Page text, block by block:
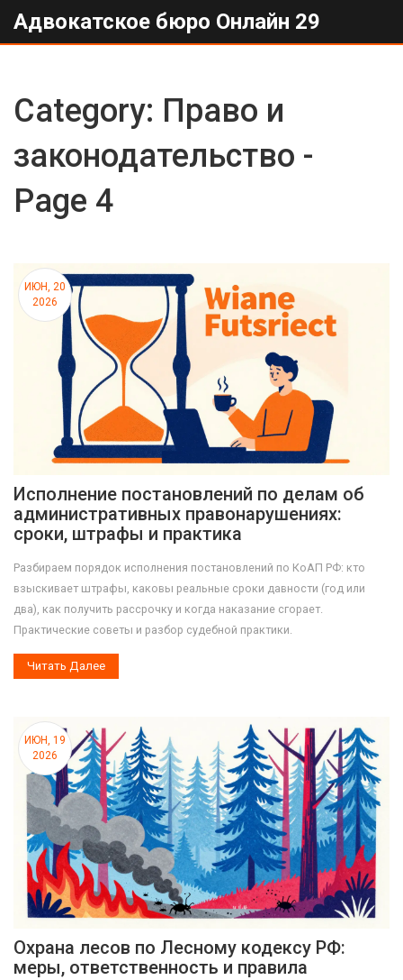
Адвокатское бюро Онлайн 29
Category: Право и
законодательство -
Page 4
ИЮН, 20
2026
Исполнение постановлений по делам об
административных правонарушениях:
сроки, штрафы и практика
Разбираем порядок исполнения постановлений по КоАП РФ: кто
взыскивает штрафы, каковы реальные сроки давности (год или
два), как получить рассрочку и когда наказание сгорает.
Практические советы и разбор судебной практики.
Читать Далее
ИЮН, 19
2026
Охрана лесов по Лесному кодексу РФ:
меры, ответственность и правила